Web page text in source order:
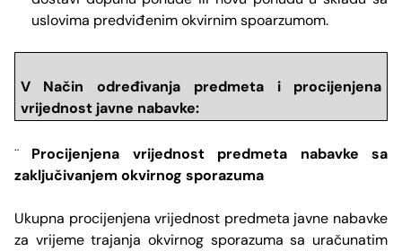
uslovima predviđenim okvirnim spoarzumom.
V Način određivanja predmeta i procijenjena
vrijednost javne nabavke:
¨
Procijenjena vrijednost predmeta nabavke sa
zaključivanjem okvirnog sporazuma
Ukupna procijenjena vrijednost predmeta javne nabavke
za vrijeme trajanja okvirnog sporazuma sa uračunatim